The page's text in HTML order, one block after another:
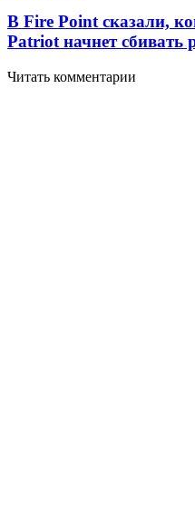
В Fire Point сказали,
Patriot начнет сбивать
Читать комментарии